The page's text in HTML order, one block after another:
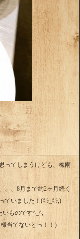
ってしまうけども、梅雨
、、8月まで約2ヶ月続く
っていました！(◎_◎;)
いものです^_^;
当てないとっ！！)